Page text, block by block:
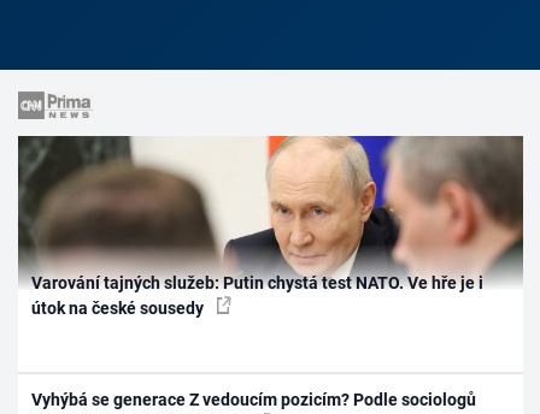
Varování tajných služeb: Putin chystá test NATO. Ve hře je i
útok na české sousedy
Vyhýbá se generace Z vedoucím pozicím? Podle sociologů